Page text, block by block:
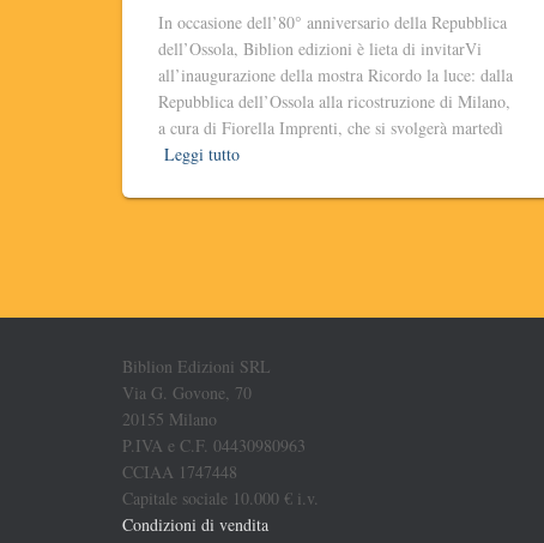
In occasione dell’80° anniversario della Repubblica
dell’Ossola, Biblion edizioni è lieta di invitarVi
all’inaugurazione della mostra Ricordo la luce: dalla
Repubblica dell’Ossola alla ricostruzione di Milano,
a cura di Fiorella Imprenti, che si svolgerà martedì
Leggi tutto
Biblion Edizioni SRL
Via G. Govone, 70
20155 Milano
P.IVA e C.F. 04430980963
CCIAA 1747448
Capitale sociale 10.000 € i.v.
Condizioni di vendita